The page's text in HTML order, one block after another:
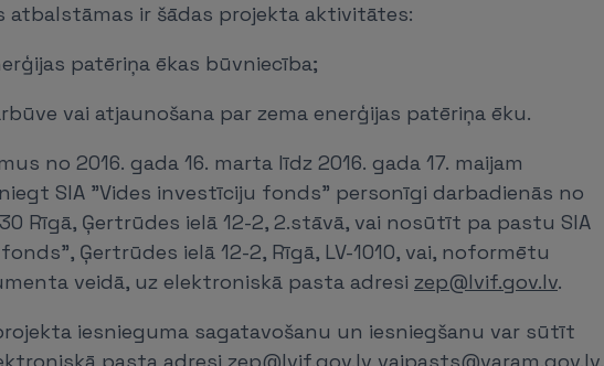
atbalstāmas ir šādas projekta aktivitātes:
patēriņa ēkas būvniecība;
vai atjaunošana par zema enerģijas patēriņa ēku.
no 2016. gada 16. marta līdz 2016. gada 17. maijam
SIA "Vides investīciju fonds" personīgi darbadienās no
Rīgā, Ģertrūdes ielā 12-2, 2.stāvā, vai nosūtīt pa pastu SIA
Ģertrūdes ielā 12-2, Rīgā, LV-1010, vai, noformētu
veidā, uz elektroniskā pasta adresi zep@lvif.gov.lv.
iesnieguma sagatavošanu un iesniegšanu var sūtīt